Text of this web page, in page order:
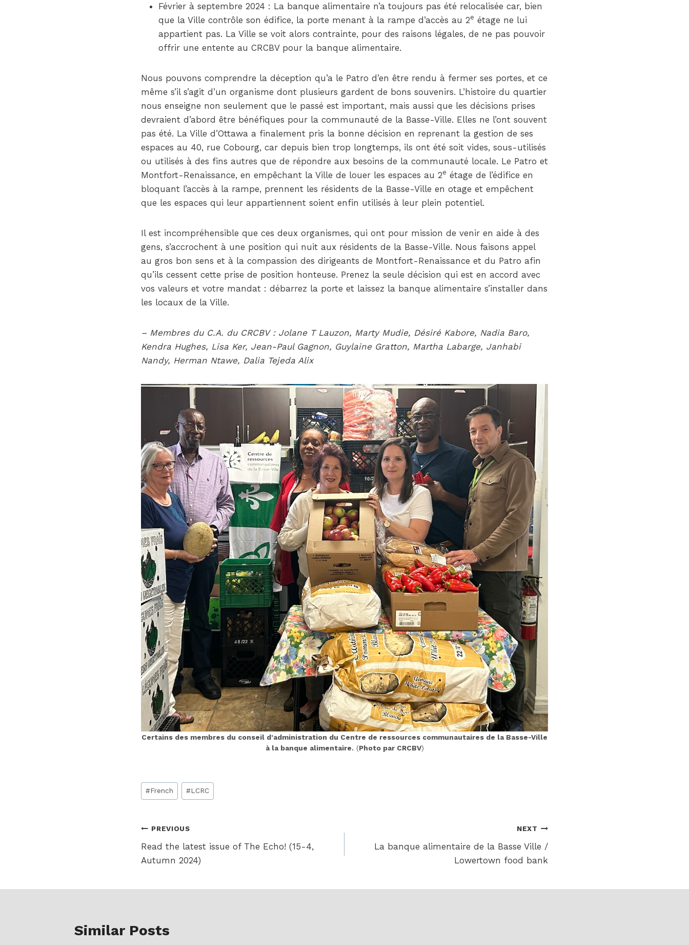
Février à septembre 2024 : La banque alimentaire n’a toujours pas été relocalisée car, bien
que la Ville contrôle son édifice, la porte menant à la rampe d’accès au 2e étage ne lui
appartient pas. La Ville se voit alors contrainte, pour des raisons légales, de ne pas pouvoir
offrir une entente au CRCBV pour la banque alimentaire.
Nous pouvons comprendre la déception qu’a le Patro d’en être rendu à fermer ses portes, et ce
même s’il s’agit d’un organisme dont plusieurs gardent de bons souvenirs. L’histoire du quartier
nous enseigne non seulement que le passé est important, mais aussi que les décisions prises
devraient d’abord être bénéfiques pour la communauté de la Basse-Ville. Elles ne l’ont souvent
pas été. La Ville d’Ottawa a finalement pris la bonne décision en reprenant la gestion de ses
espaces au 40, rue Cobourg, car depuis bien trop longtemps, ils ont été soit vides, sous-utilisés
ou utilisés à des fins autres que de répondre aux besoins de la communauté locale. Le Patro et
Montfort-Renaissance, en empêchant la Ville de louer les espaces au 2e étage de l’édifice en
bloquant l’accès à la rampe, prennent les résidents de la Basse-Ville en otage et empêchent
que les espaces qui leur appartiennent soient enfin utilisés à leur plein potentiel.
Il est incompréhensible que ces deux organismes, qui ont pour mission de venir en aide à des
gens, s’accrochent à une position qui nuit aux résidents de la Basse-Ville. Nous faisons appel
au gros bon sens et à la compassion des dirigeants de Montfort-Renaissance et du Patro afin
qu’ils cessent cette prise de position honteuse. Prenez la seule décision qui est en accord avec
vos valeurs et votre mandat : débarrez la porte et laissez la banque alimentaire s’installer dans
les locaux de la Ville.
– Membres du C.A. du CRCBV : Jolane T Lauzon, Marty Mudie, Désiré Kabore, Nadia Baro,
Kendra Hughes, Lisa Ker, Jean-Paul Gagnon, Guylaine Gratton, Martha Labarge, Janhabi
Nandy, Herman Ntawe, Dalia Tejeda Alix
Certains des membres du conseil d’administration du Centre de ressources communautaires de la Basse-Ville
à la banque alimentaire.(Photo par CRCBV)
Post
Tags:
#French #LCRC
Post
navigation
PREVIOUS
Read the latest issue of The Echo! (15-4,
Autumn 2024)
NEXT
La banque alimentaire de la Basse Ville /
Lowertown food bank
Similar Posts